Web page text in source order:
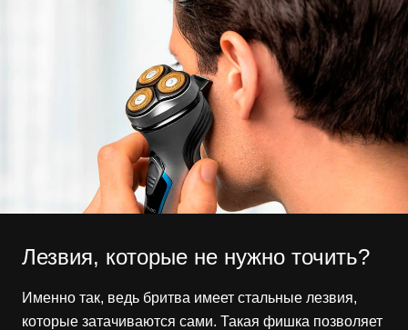
Лезвия, которые не нужно точить?
Именно так, ведь бритва имеет стальные лезвия,
которые затачиваются сами. Такая фишка позволяет